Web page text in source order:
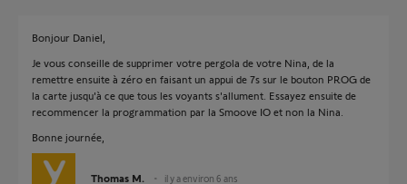
Bonjour Daniel,
Je vous conseille de supprimer votre pergola de votre Nina, de la
remettre ensuite à zéro en faisant un appui de 7s sur le bouton PROG de
la carte jusqu'à ce que tous les voyants s'allument. Essayez ensuite de
recommencer la programmation par la Smoove IO et non la Nina.
Bonne journée,
Thomas M. il y a environ 6 ans